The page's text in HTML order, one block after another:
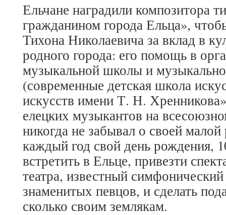
Ельчане наградили композитора
гражданином города Ельца»,
Тихона Николаевича за вклад в
родного города: его помощь в
музыкальной школы и
(современные детская школа
искусств имени Т. Н.
елецких музыкантов на
никогда не забывал о своей
каждый год свой день рождения,
встретить в Ельце, привезти
театра, известный
знаменитых певцов, и сделать
сколько своим землякам.